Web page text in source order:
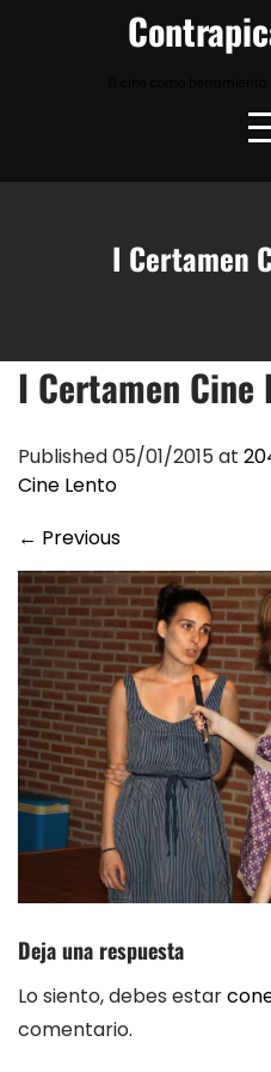
I Certamen
I Certamen Cine
Published 05/01/2015 at
Cine Lento
← Previous
Deja una respuesta
Lo siento, debes estar
comentario.